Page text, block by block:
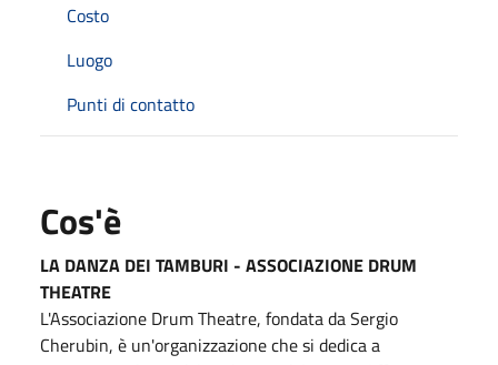
Costo
Luogo
Punti di contatto
Cos'è
LA DANZA DEI TAMBURI - ASSOCIAZIONE DRUM
THEATRE
L'Associazione Drum Theatre, fondata da Sergio
Cherubin, è un'organizzazione che si dedica a